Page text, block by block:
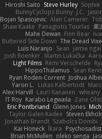
Hiroshi Saito Steve Hurley
BunnyCyclops Bunny J.C.
Bojan Spasojevic Alan Camerer
Shaw Kaake Panagiotis Tourlas 果
Mahe Dewan Finn Bear
Buttered Side Down The Dread
Luis Naranjo Sean jamie
Josh Roenker Martin Lukačka
Light Films Rémi Verschelde
HippoThalamus Sean
Ryan Roden-Corrent Joshua
Yaron L. Lukas Kalbertodt
Alex Harvill Lauri Kananen wheany
IT Roy Karabo Legwaila Zane
Eric Pontbriand Glenn Jones
Taylor Galen Kadee Steven
Jonathan Brandt Szabolcs Dombi
Kai Honeck Íkara
Brian McMullen oleko senga